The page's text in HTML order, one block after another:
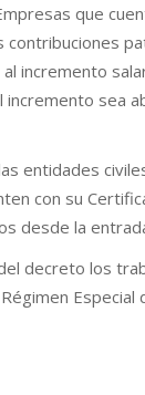
que
contribuciones
incremento
sea
entidades
con su
desde la
decreto los